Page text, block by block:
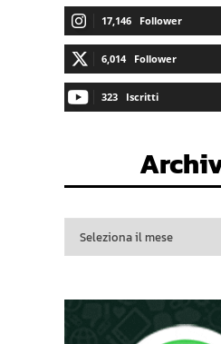
17,146 Follower
6,014 Follower
323 Iscritti